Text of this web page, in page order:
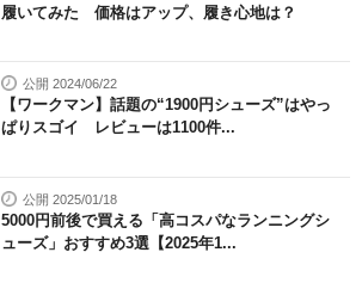
履いてみた 価格はアップ、履き心地は？
公開 2024/06/22
【ワークマン】話題の“1900円シューズ”はやっ
ぱりスゴイ レビューは1100件...
公開 2025/01/18
5000円前後で買える「高コスパなランニングシ
ューズ」おすすめ3選【2025年1...